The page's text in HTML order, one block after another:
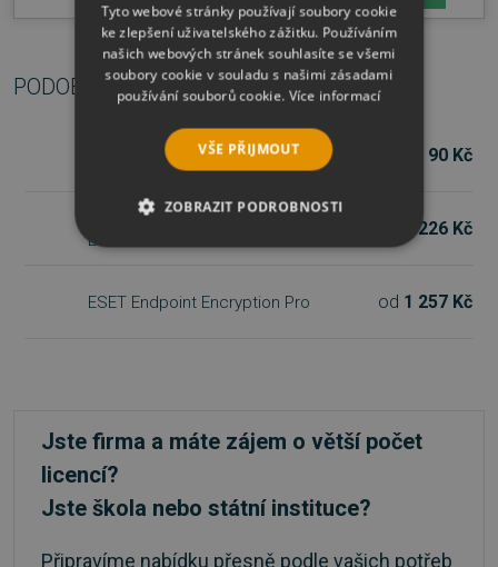
PODOBNÉ PRODUKTY
ESET Endpoint Encryption Mobile 90 Kč
ESET Endpoint Encryption Essential
Edition
226 Kč
ESET Endpoint Encryption Pro od 1 257 Kč
Jste firma a máte zájem o větší počet
licencí?
Jste škola nebo státní instituce?
Připravíme nabídku přesně podle vašich potřeb
Tyto webové stránky používají soubory cookie
ke zlepšení uživatelského zážitku. Používáním
našich webových stránek souhlasíte se všemi
soubory cookie v souladu s našimi zásadami
používání souborů cookie. Více informací
VŠE PŘIJMOUT
ZOBRAZIT PODROBNOSTI
NEZBYTNĚ NUTNÉ SOUBORY
VÝKONOVÉ SOUBORY